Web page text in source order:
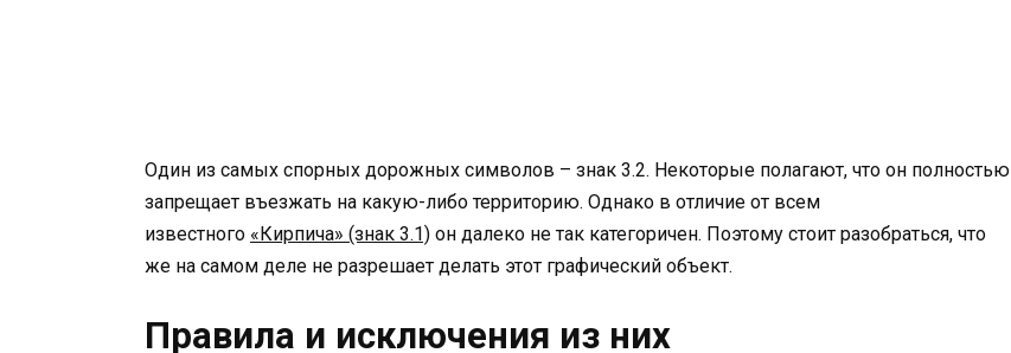
Один из самых спорных дорожных символов – знак 3.2. Некоторые полагают, что он полностью
запрещает въезжать на какую-либо территорию. Однако в отличие от всем
известного «Кирпича» (знак 3.1) он далеко не так категоричен. Поэтому стоит разобраться, что
же на самом деле не разрешает делать этот графический объект.
Правила и исключения из них